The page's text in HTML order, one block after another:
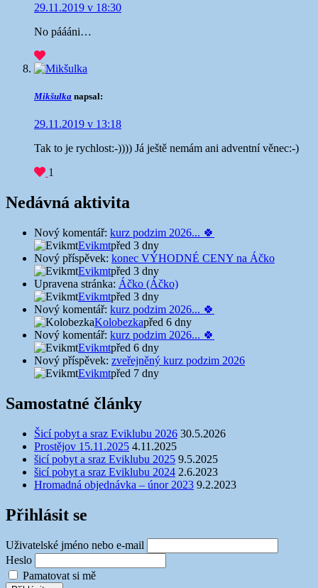
29.11.2019 v 18:30
No páááni…
Mikšulka napsal:
29.11.2019 v 13:18
Tak to je rychlost:-)))) Já ještě nemám ani adventní věnec:-)
1
Nedávná aktivita
Nový komentář: kurz podzim 2026... 🍀
Evikmtpřed 3 dny
Nový příspěvek: konec VÝHODNÉ CENY na Áčko
Evikmtpřed 3 dny
Upravena stránka: Áčko (Áčko)
Evikmtpřed 3 dny
Nový komentář: kurz podzim 2026... 🍀
Kolobezkapřed 6 dny
Nový komentář: kurz podzim 2026... 🍀
Evikmtpřed 6 dny
Nový příspěvek: zveřejněný kurz podzim 2026
Evikmtpřed 7 dny
Samostatné články
Šicí pobyt a sraz Eviklubu 2026 30.5.2026
Prostějov 15.11.2025 4.11.2025
šicí pobyt a sraz Eviklubu 2025 9.5.2025
šicí pobyt a sraz Eviklubu 2024 2.6.2023
Hromadná objednávka – únor 2023 9.2.2023
Přihlásit se
Uživatelské jméno nebo e-mail
Heslo
Pamatovat si mě